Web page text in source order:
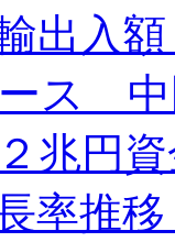
輸出入
ス 中
兆円
率推